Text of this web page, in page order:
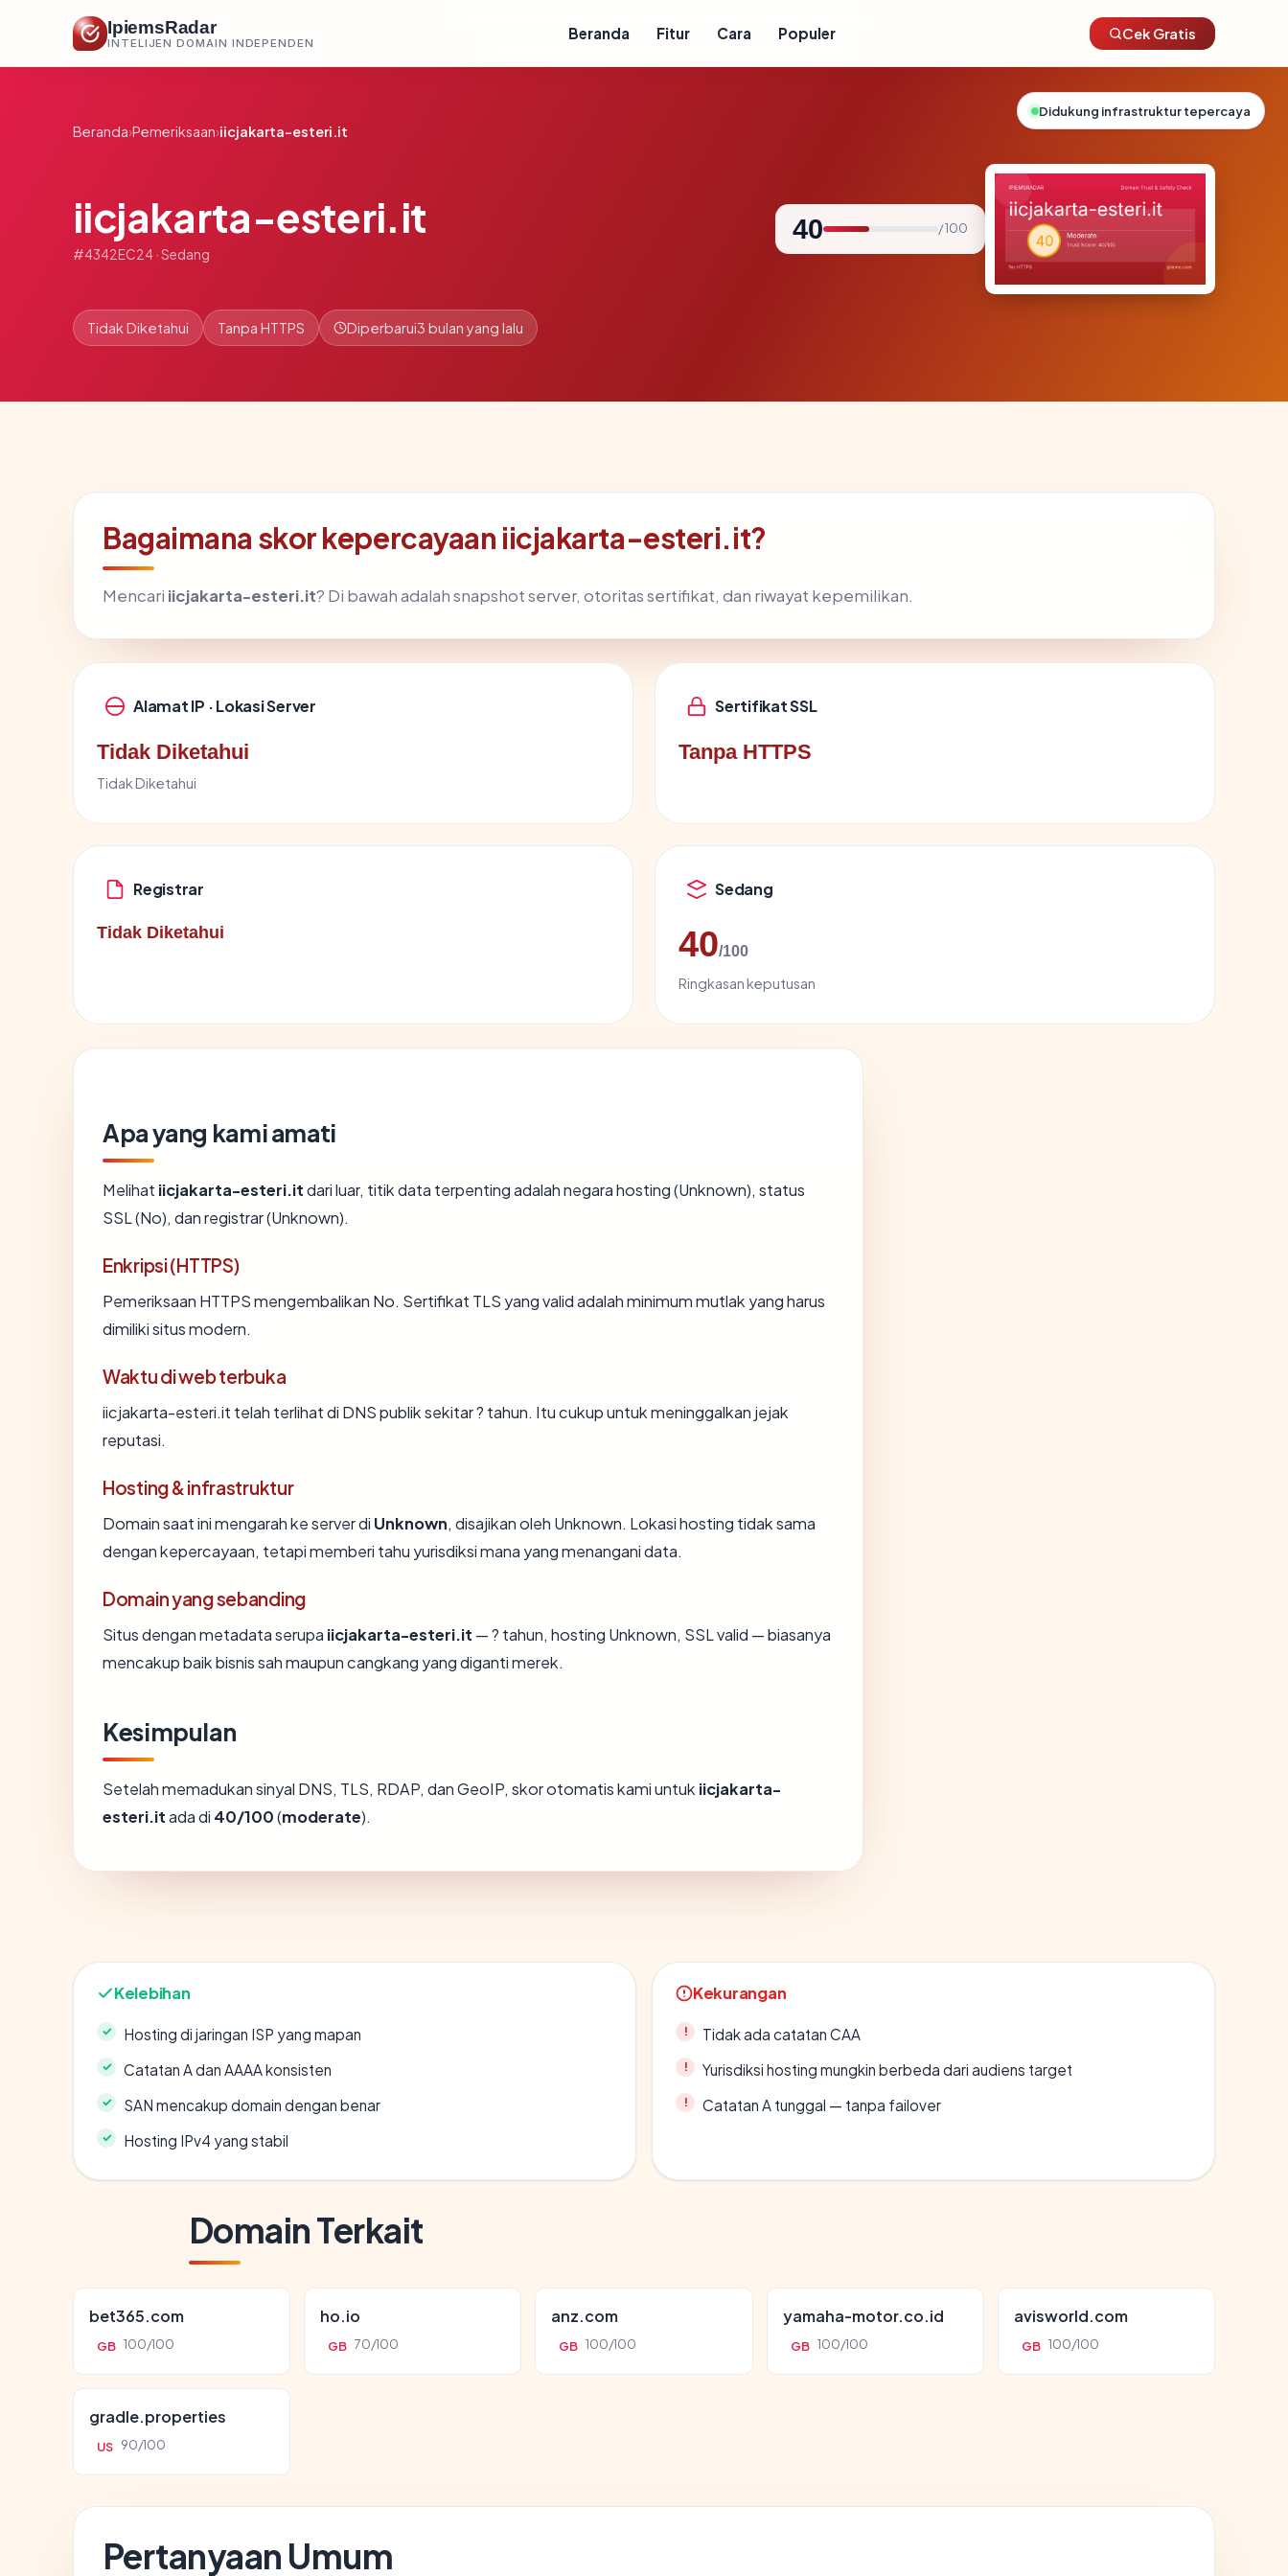
IpiemsRadar
INTELIJEN DOMAIN INDEPENDEN
Beranda Fitur Cara Populer Cek Gratis
Beranda›Pemeriksaan›iicjakarta-esteri.it
iicjakarta-esteri.it
#4342EC24 · Sedang
40 / 100
Tidak Diketahui Tanpa HTTPS Diperbarui3 bulan yang lalu
Bagaimana skor kepercayaan iicjakarta-esteri.it?
Mencari iicjakarta-esteri.it? Di bawah adalah snapshot server, otoritas sertifikat, dan riwayat kepemilikan.
Alamat IP · Lokasi Server
Tidak Diketahui
Tidak Diketahui
Sertifikat SSL
Tanpa HTTPS
Registrar
Tidak Diketahui
Sedang
40/100
Ringkasan keputusan
Apa yang kami amati
Melihat iicjakarta-esteri.itdari luar, titik data terpenting adalah negara hosting (Unknown), status
SSL (No), dan registrar (Unknown).
Enkripsi (HTTPS)
Pemeriksaan HTTPS mengembalikan No. Sertifikat TLS yang valid adalah minimum mutlak yang harus
dimiliki situs modern.
Waktu di web terbuka
iicjakarta-esteri.it telah terlihat di DNS publik sekitar ? tahun. Itu cukup untuk meninggalkan jejak
reputasi.
Hosting & infrastruktur
Domain saat ini mengarah ke server di Unknown, disajikan oleh Unknown. Lokasi hosting tidak sama
dengan kepercayaan, tetapi memberi tahu yurisdiksi mana yang menangani data.
Domain yang sebanding
Situs dengan metadata serupa iicjakarta-esteri.it — ? tahun, hosting Unknown, SSL valid — biasanya
mencakup baik bisnis sah maupun cangkang yang diganti merek.
Kesimpulan
Setelah memadukan sinyal DNS, TLS, RDAP, dan GeoIP, skor otomatis kami untuk iicjakarta-
esteri.itada di 40/100(moderate).
Kelebihan
Hosting di jaringan ISP yang mapan
Catatan A dan AAAA konsisten
SAN mencakup domain dengan benar
Hosting IPv4 yang stabil
Kekurangan
Tidak ada catatan CAA
Yurisdiksi hosting mungkin berbeda dari audiens target
Catatan A tunggal — tanpa failover
Domain Terkait
bet365.com
GB 100/100
ho.io
GB 70/100
anz.com
GB 100/100
yamaha-motor.co.id
GB 100/100
avisworld.com
GB 100/100
gradle.properties
US 90/100
Pertanyaan Umum
Didukung infrastruktur tepercaya